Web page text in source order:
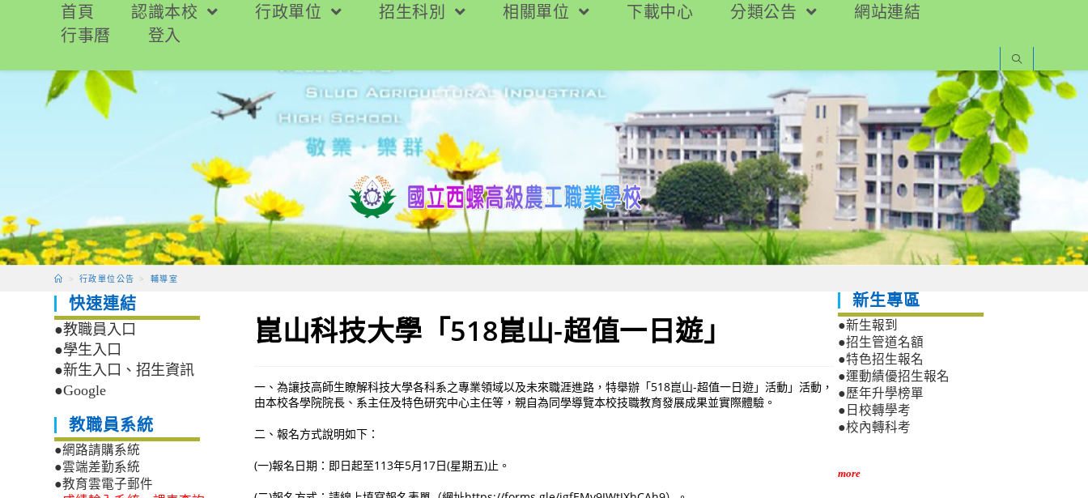
要
首頁 認識本校 行政單位 招生科別 相關單位 下載中心 分類公告
網站連結
行事曆
登入
> 行政單位公告 > 輔導室
崑山科技大學「518崑山-超值一日遊」
一、為讓技高師生瞭解科技大學各科系之專業領域以及未來職涯進路，特舉辦「518崑山-超值一日遊」活動」活動，
由本校各學院院長、系主任及特色研究中心主任等，親自為同學導覽本校技職教育發展成果並實際體驗。
二、報名方式說明如下：
(一)報名日期：即日起至113年5月17日(星期五)止。
快速連結
●教職員入口
●學生入口
●新生入口、招生資訊
●Google
教職員系統
●網路請購系統
●雲端差勤系統
●教育雲電子郵件
新生專區
●新生報到
●招生管道名額
●特色招生報名
●運動績優招生報名
●歷年升學榜單
●日校轉學考
●校內轉科考
more